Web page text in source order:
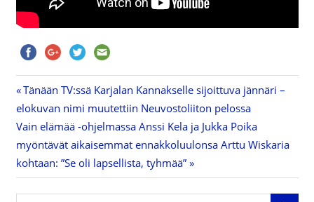
Artikkelien
selaus
Previous
Post:
Tänään TV:ssä Karjalan Kannakselle sijoittuva jännäri –
elokuvan nimi muutettiin Neuvostoliiton pelossa
Next
Post:
Vain elämää -ohjelmassa Anssi Kela ja Jukka Poika
myöntävät aikaisemmat ennakkoluulonsa Arttu Wiskaria
kohtaan: ”Se oli lapsellista, tyhmää”